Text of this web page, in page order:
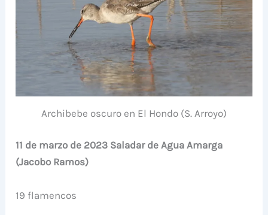
Archibebe oscuro en El Hondo (S. Arroyo)
11 de marzo de 2023 Saladar de Agua Amarga
(Jacobo Ramos)
19 flamencos